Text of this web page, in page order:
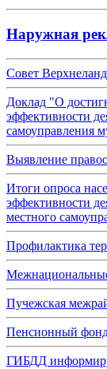
Наружная
Совет
Доклад "О
эффективности
самоуправления
Выявление
Итоги опроса
эффективности
местного
Профилактика
Пучежская
Пенсионный
ГИБДД